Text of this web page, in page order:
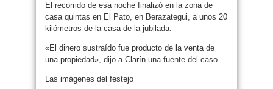
El recorrido de esa noche finalizó en la zona de
casa quintas en El Pato, en Berazategui, a unos 20
kilómetros de la casa de la jubilada.
«El dinero sustraído fue producto de la venta de
una propiedad», dijo a Clarín una fuente del caso.
Las imágenes del festejo